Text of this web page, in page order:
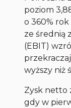
poziom
o 360%
ze średnią
(EBIT)
wyższy niż
Zysk netto
gdy w